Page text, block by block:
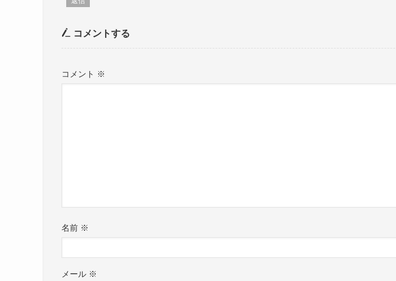
コメントする
コメント ※
名前 ※
メール ※